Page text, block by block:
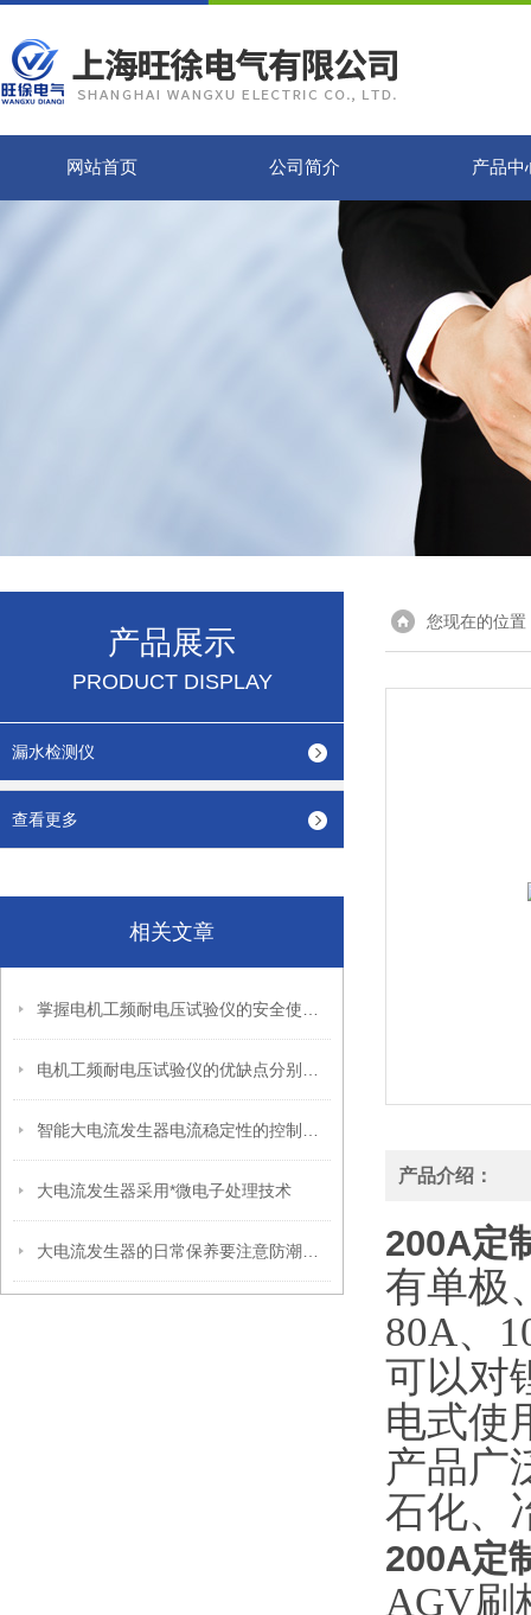
网站首页 公司简介 产品中
产品展示
PRODUCT DISPLAY
漏水检测仪
查看更多
相关文章
大电流发生器采用*微电子处理技术
您现在的位置
产品介绍：
200A定
有单极
80A、
可以对
电式使
产品广
石化、
200A定
AGV刷